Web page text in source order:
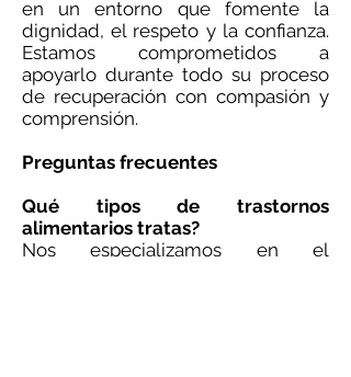
en un entorno que fomente la
dignidad, el respeto y la confianza.
Estamos comprometidos a
apoyarlo durante todo su proceso
de recuperación con compasión y
comprensión.
Preguntas frecuentes
Qué tipos de trastornos
alimentarios tratas?
Nos especializamos en el